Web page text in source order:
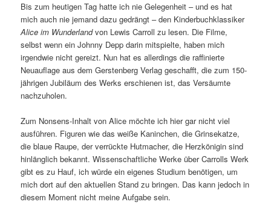
Bis zum heutigen Tag hatte ich nie Gelegenheit – und es hat
mich auch nie jemand dazu gedrängt – den Kinderbuchklassiker
Alice im Wunderlandvon Lewis Carroll zu lesen. Die Filme,
selbst wenn ein Johnny Depp darin mitspielte, haben mich
irgendwie nicht gereizt. Nun hat es allerdings die raffinierte
Neuauflage aus dem Gerstenberg Verlag geschafft, die zum 150-
jährigen Jubiläum des Werks erschienen ist, das Versäumte
nachzuholen.
Zum Nonsens-Inhalt von Alice möchte ich hier gar nicht viel
ausführen. Figuren wie das weiße Kaninchen, die Grinsekatze,
die blaue Raupe, der verrückte Hutmacher, die Herzkönigin sind
hinlänglich bekannt. Wissenschaftliche Werke über Carrolls Werk
gibt es zu Hauf, ich würde ein eigenes Studium benötigen, um
mich dort auf den aktuellen Stand zu bringen. Das kann jedoch in
diesem Moment nicht meine Aufgabe sein.